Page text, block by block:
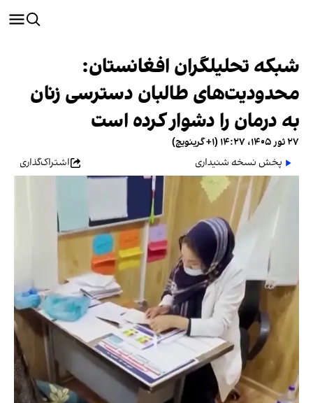
شبکه تحلیلگران افغانستان:
محدودیت‌های طالبان دسترسی زنان
به درمان را دشوار کرده است
۲۷ ثور ۱۴۰۵، ۱۴:۲۷ (‎+۱ گرینویچ)
پخش نسخه شنیداری
اشتراک‌گذاری